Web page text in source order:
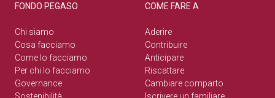
FONDO PEGASO
Chi siamo
Cosa facciamo
Come lo facciamo
Per chi lo facciamo
Governance
COME FARE A
Aderire
Contribuire
Anticipare
Riscattare
Cambiare comparto